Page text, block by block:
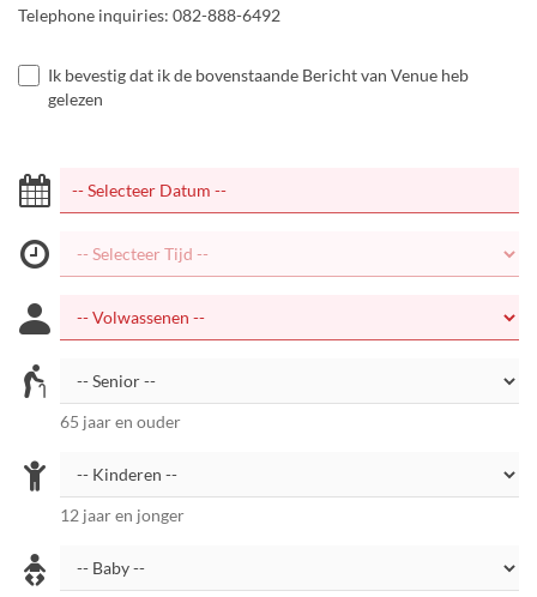
Telephone inquiries: 082-888-6492
Ik bevestig dat ik de bovenstaande Bericht van Venue heb
gelezen
65 jaar en ouder
12 jaar en jonger